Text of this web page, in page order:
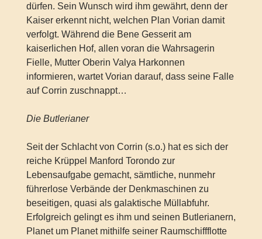
dürfen. Sein Wunsch wird ihm gewährt, denn der
Kaiser erkennt nicht, welchen Plan Vorian damit
verfolgt. Während die Bene Gesserit am
kaiserlichen Hof, allen voran die Wahrsagerin
Fielle, Mutter Oberin Valya Harkonnen
informieren, wartet Vorian darauf, dass seine Falle
auf Corrin zuschnappt…
Die Butlerianer
Seit der Schlacht von Corrin (s.o.) hat es sich der
reiche Krüppel Manford Torondo zur
Lebensaufgabe gemacht, sämtliche, nunmehr
führerlose Verbände der Denkmaschinen zu
beseitigen, quasi als galaktische Müllabfuhr.
Erfolgreich gelingt es ihm und seinen Butlerianern,
Planet um Planet mithilfe seiner Raumschiffflotte